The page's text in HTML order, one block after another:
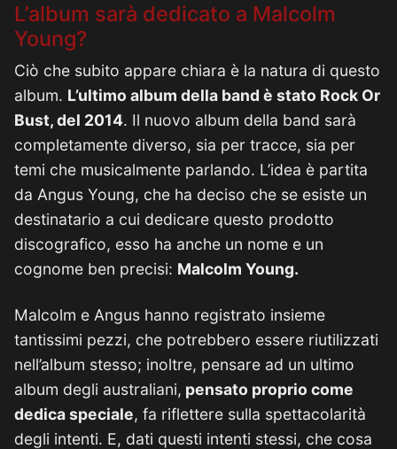
L’album sarà dedicato a Malcolm
Young?
Ciò che subito appare chiara è la natura di questo
album. L’ultimo album della band è stato Rock Or
Bust, del 2014. Il nuovo album della band sarà
completamente diverso, sia per tracce, sia per
temi che musicalmente parlando. L’idea è partita
da Angus Young, che ha deciso che se esiste un
destinatario a cui dedicare questo prodotto
discografico, esso ha anche un nome e un
cognome ben precisi: Malcolm Young.
Malcolm e Angus hanno registrato insieme
tantissimi pezzi, che potrebbero essere riutilizzati
nell’album stesso; inoltre, pensare ad un ultimo
album degli australiani, pensato proprio come
dedica speciale, fa riflettere sulla spettacolarità
degli intenti. E, dati questi intenti stessi, che cosa